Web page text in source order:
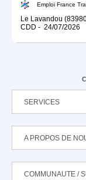
Emploi France
Le Lavandou
CDD - 24/07/2026
SERVICES
A PROPOS DE
COMMUNAUTE /